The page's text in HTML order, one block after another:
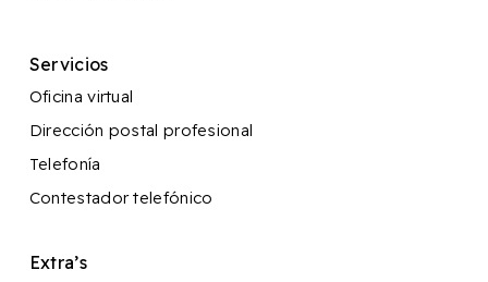
Servicios
Oficina virtual
Dirección postal profesional
Telefonía
Contestador telefónico
Extra’s